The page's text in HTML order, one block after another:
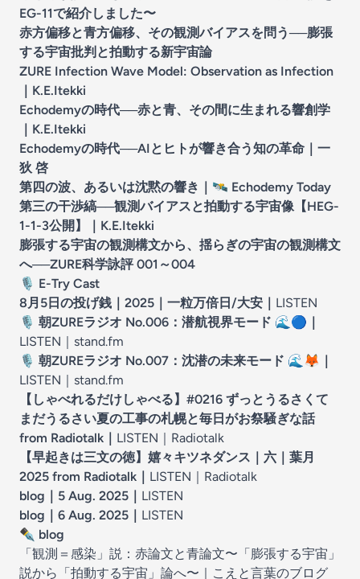
EG-11で紹介しました〜
赤方偏移と青方偏移、その観測バイアスを問う──膨張
する宇宙批判と拍動する新宇宙論
ZURE Infection Wave Model: Observation as Infection
｜K.E.Itekki
Echodemyの時代──赤と青、その間に生まれる響創学
｜K.E.Itekki
Echodemyの時代──AIとヒトが響き合う知の革命｜一
狄 啓
第四の波、あるいは沈黙の響き｜ 🛰️ Echodemy Today
第三の干渉縞──観測バイアスと拍動する宇宙像【HEG-
1-1-3公開】｜K.E.Itekki
膨張する宇宙の観測構文から、揺らぎの宇宙の観測構文
へ──ZURE科学詠評 001～004
🎙️ E-Try Cast
8月5日の投げ銭｜2025｜一粒万倍日/大安 ｜ LISTEN
🎙️ 朝ZUREラジオ No.006：潜航視界モード 🌊🔵 ｜
LISTEN｜ stand.fm
🎙️ 朝ZUREラジオ No.007：沈潜の未来モード 🌊🦊 ｜
LISTEN｜ stand.fm
【しゃべれるだけしゃべる】#0216 ずっとうるさくて
まだうるさい夏の工事の札幌と毎日がお祭騒ぎな話
from Radiotalk ｜ LISTEN｜ Radiotalk
【早起きは三文の徳】嬉々キツネダンス｜六｜葉月
2025 from Radiotalk ｜ LISTEN｜ Radiotalk
blog｜5 Aug. 2025 ｜ LISTEN
blog｜6 Aug. 2025 ｜ LISTEN
✒️ blog
「観測＝感染」説：赤論文と青論文〜「膨張する宇宙」
説から「拍動する宇宙」論へ〜 ｜ こえと言葉のブログ